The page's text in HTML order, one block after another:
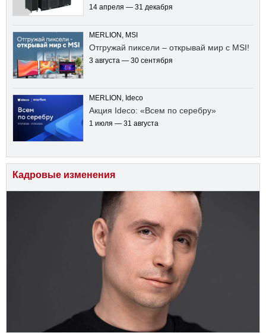
14 апреля — 31 декабря
MERLION, MSI
Отгружай пиксели – открывай мир с MSI!
3 августа — 30 сентября
MERLION, Ideco
Акция Ideco: «Всем по серебру»
1 июля — 31 августа
Кадровые изменения